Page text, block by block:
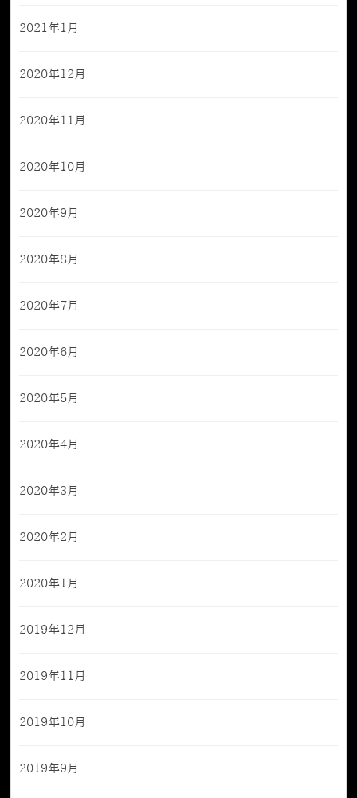
2021年1月
2020年12月
2020年11月
2020年10月
2020年9月
2020年8月
2020年7月
2020年6月
2020年5月
2020年4月
2020年3月
2020年2月
2020年1月
2019年12月
2019年11月
2019年10月
2019年9月